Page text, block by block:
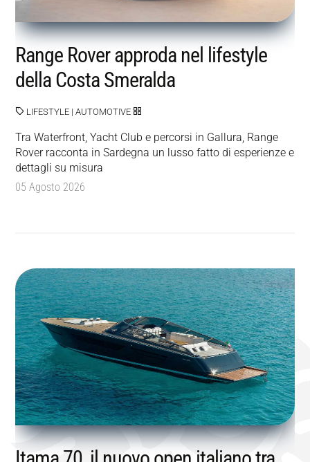
Range Rover approda nel lifestyle
della Costa Smeralda
LIFESTYLE |AUTOMOTIVE
Tra Waterfront, Yacht Club e percorsi in Gallura, Range
Rover racconta in Sardegna un lusso fatto di esperienze e
dettagli su misura
05 Agosto 2026